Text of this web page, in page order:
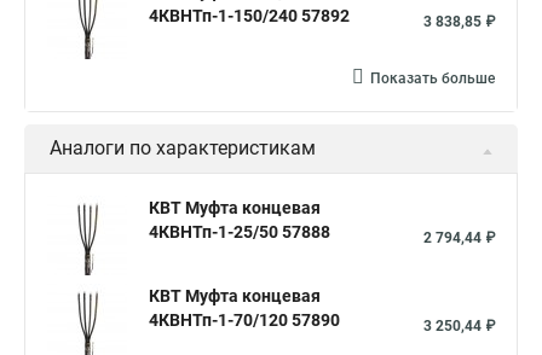
4КВНТп-1-150/240 57892
3 838,85 ₽
Показать больше
Аналоги по характеристикам
КВТ Муфта концевая
4КВНТп-1-25/50 57888
2 794,44 ₽
КВТ Муфта концевая
4КВНТп-1-70/120 57890
3 250,44 ₽